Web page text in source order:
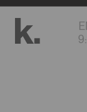
contenu
9: